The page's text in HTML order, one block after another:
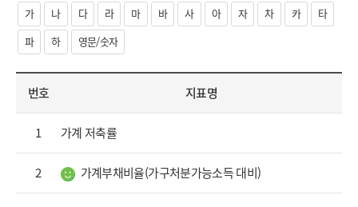
순)
가
나 다 라 마 바 사 아 자 차 카
타
파
하 영문/숫자
번호 지표명
1 가계 저축률
2 가계부채비율(가구처분가능소득 대비)